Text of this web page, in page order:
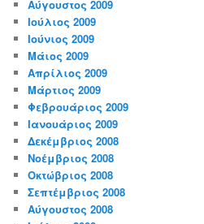
Αύγουστος 2009
Ιούλιος 2009
Ιούνιος 2009
Μάιος 2009
Απρίλιος 2009
Μάρτιος 2009
Φεβρουάριος 2009
Ιανουάριος 2009
Δεκέμβριος 2008
Νοέμβριος 2008
Οκτώβριος 2008
Σεπτέμβριος 2008
Αύγουστος 2008